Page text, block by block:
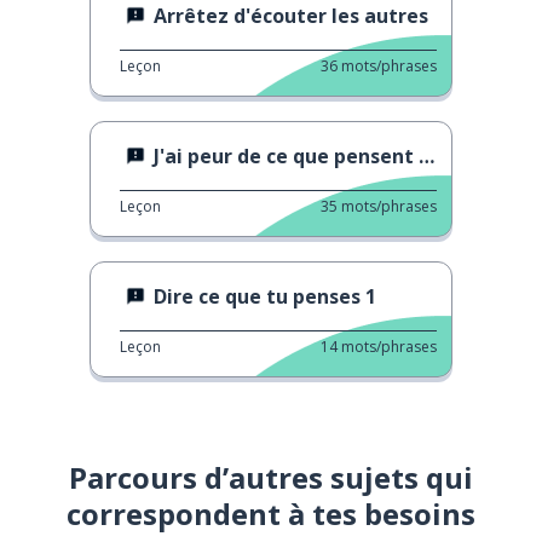
Arrêtez d'écouter les autres
Leçon 36 mots/phrases
J'ai peur de ce que pensent les gens
Leçon 35 mots/phrases
Dire ce que tu penses 1
Leçon 14 mots/phrases
Parcours d’autres sujets qui
correspondent à tes besoins